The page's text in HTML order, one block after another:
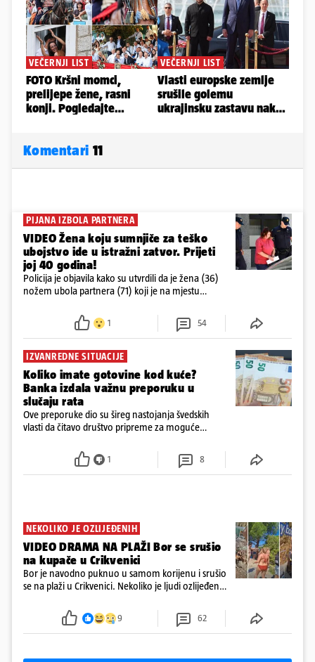
Komentari 11
PIJANA IZBOLA PARTNERA
VIDEO Žena koju sumnjiče za teško
ubojstvo ide u istražni zatvor. Prijeti
joj 40 godina!
Policija je objavila kako su utvrdili da je žena (36)
nožem ubola partnera (71) koji je na mjestu
ispitali i poslali u istražni zatvor
1 54
IZVANREDNE SITUACIJE
Koliko imate gotovine kod kuće?
Banka izdala važnu preporuku u
slučaju rata
Ove preporuke dio su šireg nastojanja švedskih
vlasti da čitavo društvo pripreme za moguće
1 8
NEKOLIKO JE OZLIJEĐENIH
VIDEO DRAMA NA PLAŽI Bor se srušio
na kupače u Crikvenici
Bor je navodno puknuo u samom korijenu i srušio
se na plaži u Crikvenici. Nekoliko je ljudi ozlijeđeno,
9 62